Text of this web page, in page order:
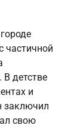
частичной
В детстве
и
заключил
свою